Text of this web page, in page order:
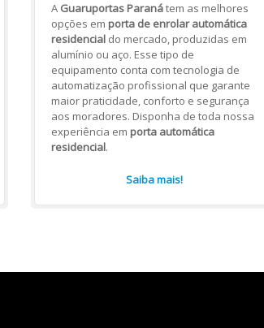
A Guaruportas Paranátem as melhores
opções em porta de enrolar automática
residencialdo mercado, produzidas em
alumínio ou aço. Esse tipo de
equipamento conta com tecnologia de
automatização profissional que garante
maior praticidade, conforto e segurança
aos moradores. Disponha de toda nossa
experiência em porta automática
residencial.
Saiba mais!